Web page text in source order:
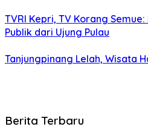
TVRI Kepri, TV Korang
Publik dari Ujung Pulau
Tanjungpinang Lelah, Wisata
Berita Terbaru